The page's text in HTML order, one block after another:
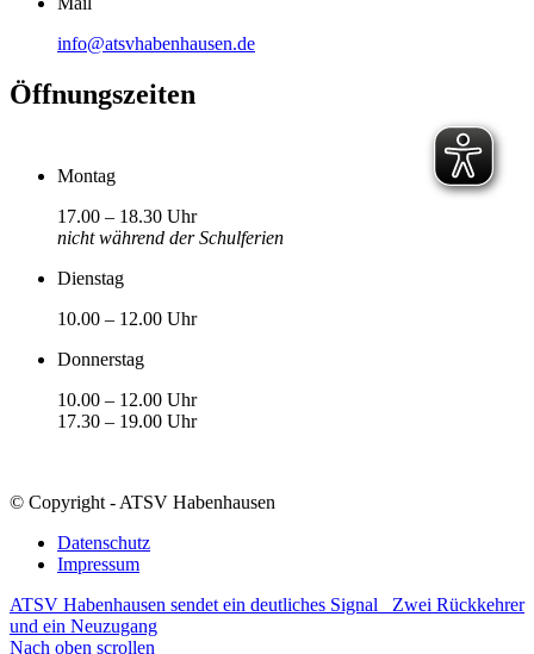
info@atsvhabenhausen.de
Öffnungszeiten
Montag
17.00 – 18.30 Uhr
nicht während der Schulferien
Dienstag
10.00 – 12.00 Uhr
Donnerstag
10.00 – 12.00 Uhr
17.30 – 19.00 Uhr
© Copyright - ATSV Habenhausen
Datenschutz
Impressum
ATSV Habenhausen sendet ein deutliches Signal
Zwei Rückkehrer
und ein Neuzugang
Nach oben scrollen